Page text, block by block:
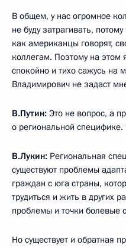
В общем, у нас огромное
не буду затрагивать,
как американцы говорят,
коллегам. Поэтому на этом
спокойно и тихо сажусь на
Владимирович не задаст
В.Путин: Это не вопрос, а
о региональной
В.Лукин: Региональная
существуют проблемы
граждан с юга страны,
трудиться и жить в других
проблемы и точки болевые
Но существует и обратная